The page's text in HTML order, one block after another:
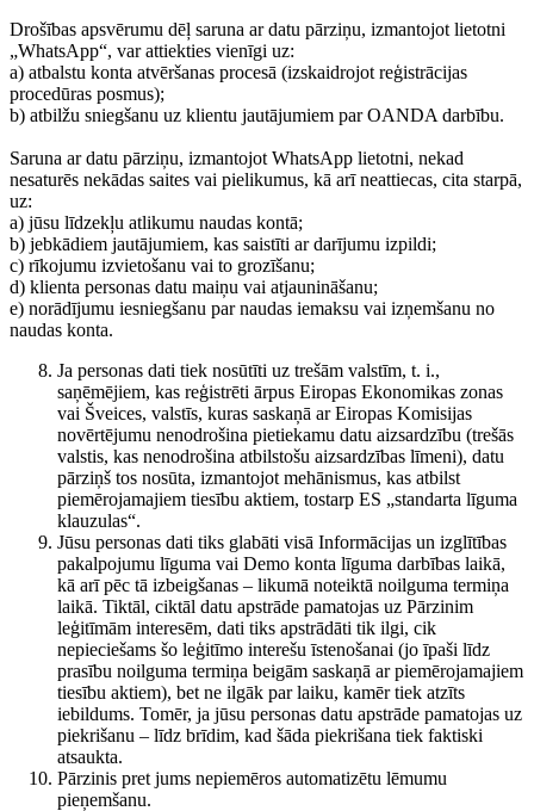
Drošības apsvērumu dēļ saruna ar datu pārziņu, izmantojot lietotni
„WhatsApp“, var attiekties vienīgi uz:
a) atbalstu konta atvēršanas procesā (izskaidrojot reģistrācijas
procedūras posmus);
b) atbilžu sniegšanu uz klientu jautājumiem par OANDA darbību.
Saruna ar datu pārziņu, izmantojot WhatsApp lietotni, nekad
nesaturēs nekādas saites vai pielikumus, kā arī neattiecas, cita starpā,
uz:
a) jūsu līdzekļu atlikumu naudas kontā;
b) jebkādiem jautājumiem, kas saistīti ar darījumu izpildi;
c) rīkojumu izvietošanu vai to grozīšanu;
d) klienta personas datu maiņu vai atjaunināšanu;
e) norādījumu iesniegšanu par naudas iemaksu vai izņemšanu no
naudas konta.
Ja personas dati tiek nosūtīti uz trešām valstīm, t. i.,
saņēmējiem, kas reģistrēti ārpus Eiropas Ekonomikas zonas
vai Šveices, valstīs, kuras saskaņā ar Eiropas Komisijas
novērtējumu nenodrošina pietiekamu datu aizsardzību (trešās
valstis, kas nenodrošina atbilstošu aizsardzības līmeni), datu
pārziņš tos nosūta, izmantojot mehānismus, kas atbilst
piemērojamajiem tiesību aktiem, tostarp ES „standarta līguma
klauzulas“.
Jūsu personas dati tiks glabāti visā Informācijas un izglītības
pakalpojumu līguma vai Demo konta līguma darbības laikā,
kā arī pēc tā izbeigšanas – likumā noteiktā noilguma termiņa
laikā. Tiktāl, ciktāl datu apstrāde pamatojas uz Pārzinim
leģitīmām interesēm, dati tiks apstrādāti tik ilgi, cik
nepieciešams šo leģitīmo interešu īstenošanai (jo īpaši līdz
prasību noilguma termiņa beigām saskaņā ar piemērojamajiem
tiesību aktiem), bet ne ilgāk par laiku, kamēr tiek atzīts
iebildums. Tomēr, ja jūsu personas datu apstrāde pamatojas uz
piekrišanu – līdz brīdim, kad šāda piekrišana tiek faktiski
atsaukta.
Pārzinis pret jums nepiemēros automatizētu lēmumu
pieņemšanu.